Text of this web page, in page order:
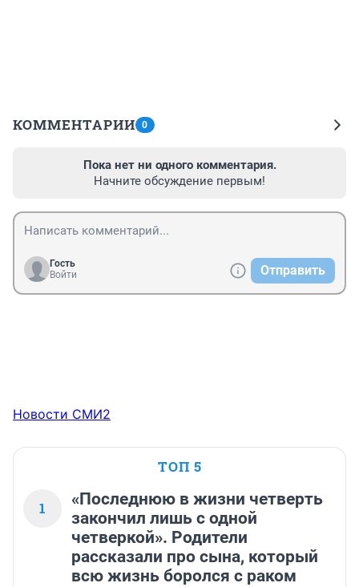
КОММЕНТАРИИ 0
Пока нет ни одного комментария.
Начните обсуждение первым!
Гость
Войти
Отправить
Новости СМИ2
ТОП 5
1
«Последнюю в жизни четверть
закончил лишь с одной
четверкой». Родители
рассказали про сына, который
всю жизнь боролся с раком